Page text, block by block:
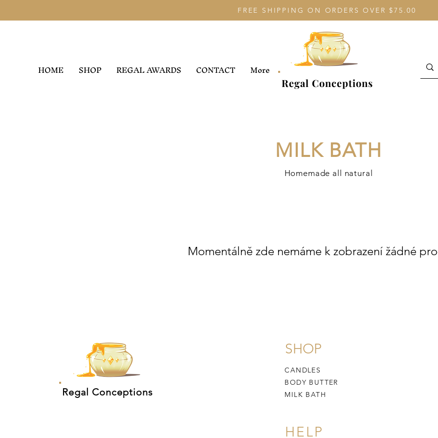
FREE SHIPPING ON ORDERS OVER $75.00
HOME SHOP REGAL AWARDS CONTACT More
Regal Conceptions
MILK BATH
Homemade all natural
Momentálně zde nemáme k zobrazení žádné
Regal Conceptions
SHOP
CANDLES
BODY BUTTER
MILK BATH
HELP